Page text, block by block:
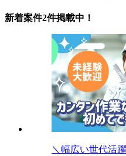
新着案件2件掲載中！
＼幅広い世代活